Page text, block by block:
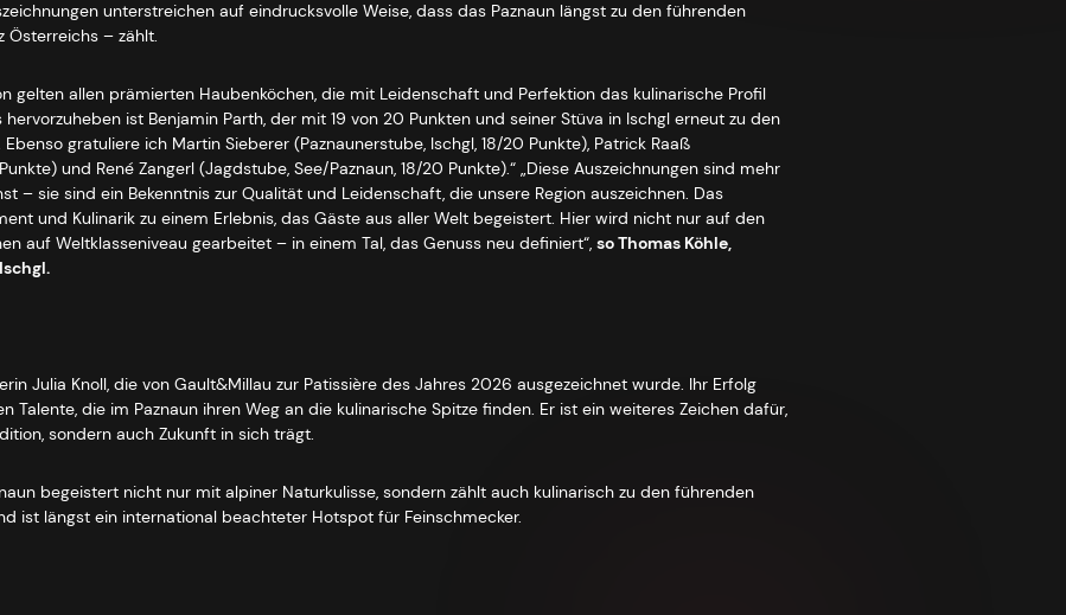
unterstreichen auf eindrucksvolle Weise, dass das Paznaun längst zu den führenden
Österreichs – zählt.
gelten allen prämierten Haubenköchen, die mit Leidenschaft und Perfektion das kulinarische Profil
ist Benjamin Parth, der mit 19 von 20 Punkten und seiner Stüva in Ischgl erneut zu den
gratuliere ich Martin Sieberer (Paznaunerstube, Ischgl, 18/20 Punkte), Patrick Raaß
und René Zangerl (Jagdstube, See/Paznaun, 18/20 Punkte).“ „Diese Auszeichnungen sind mehr
– sie sind ein Bekenntnis zur Qualität und Leidenschaft, die unsere Region auszeichnen. Das
und Kulinarik zu einem Erlebnis, das Gäste aus aller Welt begeistert. Hier wird nicht nur auf den
auf Weltklasseniveau gearbeitet – in einem Tal, das Genuss neu definiert“, so Thomas Köhle,
Julia Knoll, die von Gault&Millau zur Patissière des Jahres 2026 ausgezeichnet wurde. Ihr Erfolg
Talente, die im Paznaun ihren Weg an die kulinarische Spitze finden. Er ist ein weiteres Zeichen dafür,
sondern auch Zukunft in sich trägt.
begeistert nicht nur mit alpiner Naturkulisse, sondern zählt auch kulinarisch zu den führenden
ist längst ein international beachteter Hotspot für Feinschmecker.